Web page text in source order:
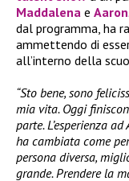
Maddalena e Aaron
dal programma, ha
ammettendo di
all’interno della
“Sto bene, sono
mia vita. Oggi
parte. L’esperienza
ha cambiata come
persona diversa,
grande. Prendere la